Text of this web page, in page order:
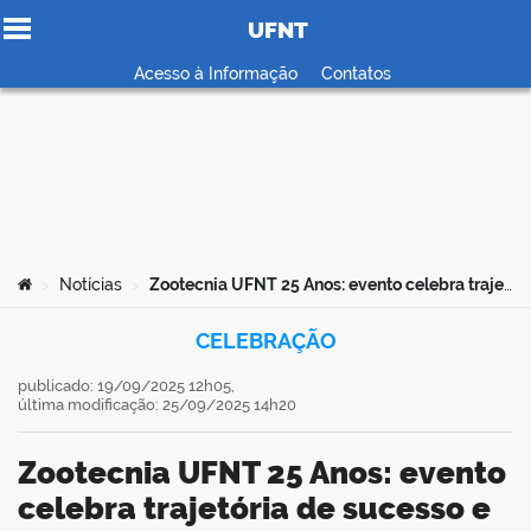
Ir para o conteúdo
UFNT
Acesso à Informação Contatos
Você está aqui:
Notícias Zootecnia UFNT 25 Anos: evento celebra trajetória de sucesso e reencontros em Araguaína
CELEBRAÇÃO
Zootecnia UFNT 25 Anos: evento
celebra trajetória de sucesso e
publicado: 19/09/2025 12h05,
última modificação: 25/09/2025 14h20